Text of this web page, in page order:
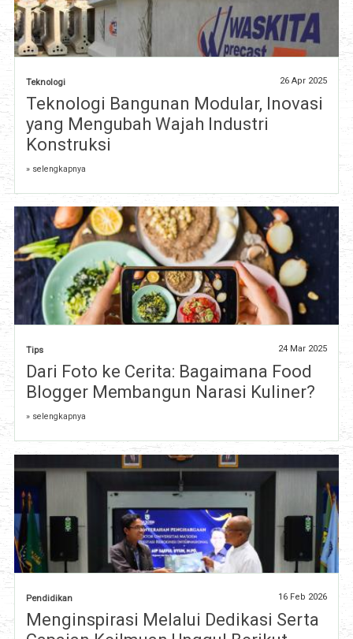
Teknologi 26 Apr 2025
Teknologi Bangunan Modular, Inovasi
yang Mengubah Wajah Industri
Konstruksi
» selengkapnya
Tips 24 Mar 2025
Dari Foto ke Cerita: Bagaimana Food
Blogger Membangun Narasi Kuliner?
» selengkapnya
Pendidikan 16 Feb 2026
Menginspirasi Melalui Dedikasi Serta